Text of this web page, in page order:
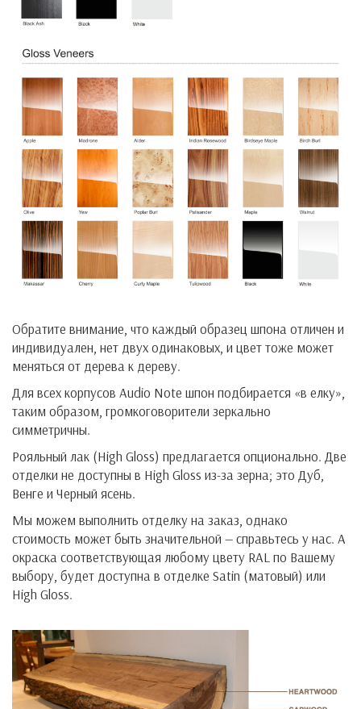
Обратите внимание, что каждый образец шпона отличен и
индивидуален, нет двух одинаковых, и цвет тоже может
меняться от дерева к дереву.
Для всех корпусов Audio Note шпон подбирается «в елку»,
таким образом, громкоговорители зеркально
симметричны.
Рояльный лак (High Gloss) предлагается опционально. Две
отделки не доступны в High Gloss из-за зерна; это Дуб,
Венге и Черный ясень.
Мы можем выполнить отделку на заказ, однако
стоимость может быть значительной — справьтесь у нас. А
окраска соответствующая любому цвету RAL по Вашему
выбору, будет доступна в отделке Satin (матовый) или
High Gloss.